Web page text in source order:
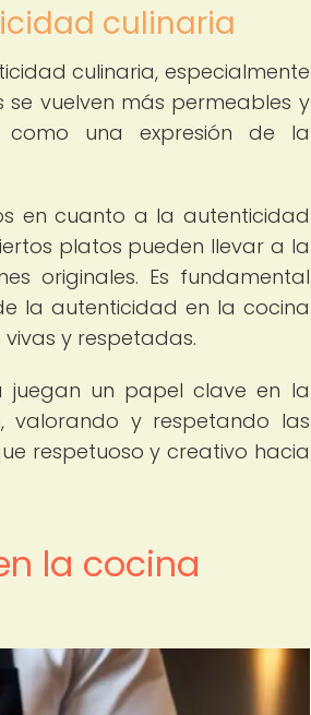
culinaria
culinaria, especialmente
vuelven más permeables y
una expresión de la
en cuanto a la autenticidad
platos pueden llevar a la
originales. Es fundamental
la autenticidad en la cocina
y respetadas.
juegan un papel clave en la
valorando y respetando las
respetuoso y creativo hacia
la cocina